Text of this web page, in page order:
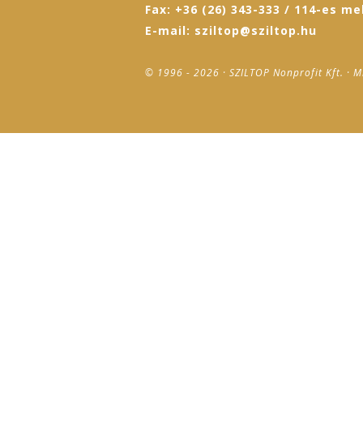
Fax: +36 (26) 343-333 / 114-es
E-mail: sziltop@sziltop.hu
© 1996 - 2026 · SZILTOP Nonprofit Kft. ·